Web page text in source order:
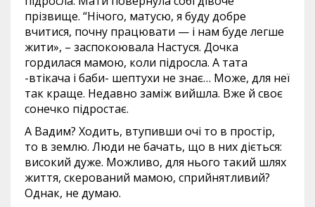
прізвище. “Нічого, матусю, я буду добре
вчитися, почну працювати — і нам буде легше
жити», – заспокоювала Настуся. Дочка
гордилася мамою, коли підросла. А тата
-втікача і баби- шептухи не знає… Може, для неї
так краще. Недавно заміж вийшла. Вже й своє
сонечко підростає.
А Вадим? Ходить, втупивши очі то в простір,
то в землю. Люди не бачать, що в них діється:
високий дуже. Можливо, для нього такий шлях
життя, скерований мамою, сприйнятливий?
Однак, не думаю.